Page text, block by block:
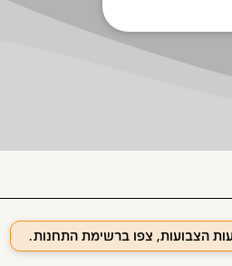
הצבועות, צפו ברשימת התחנות.